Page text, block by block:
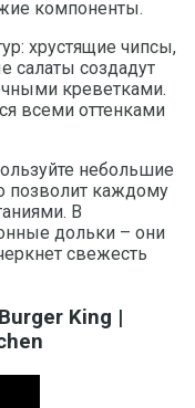
компоненты.
хрустящие чипсы,
салаты создадут
креветками.
всеми оттенками
небольшие
позволит каждому
В
дольки – они
свежесть
King |